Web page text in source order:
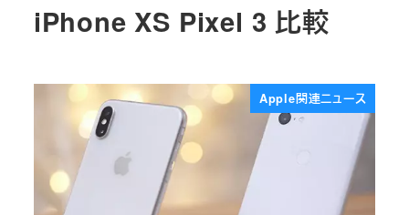
iPhone XS Pixel 3 比較
Apple関連ニュース